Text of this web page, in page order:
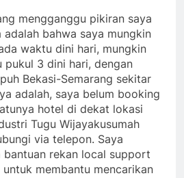
mengganggu pikiran saya
adalah bahwa saya mungkin
waktu dini hari, mungkin
pukul 3 dini hari, dengan
Bekasi-Semarang sekitar
adalah, saya belum booking
hotel di dekat lokasi
Tugu Wijayakusumah
via telepon. Saya
bantuan rekan local support
untuk membantu mencarikan